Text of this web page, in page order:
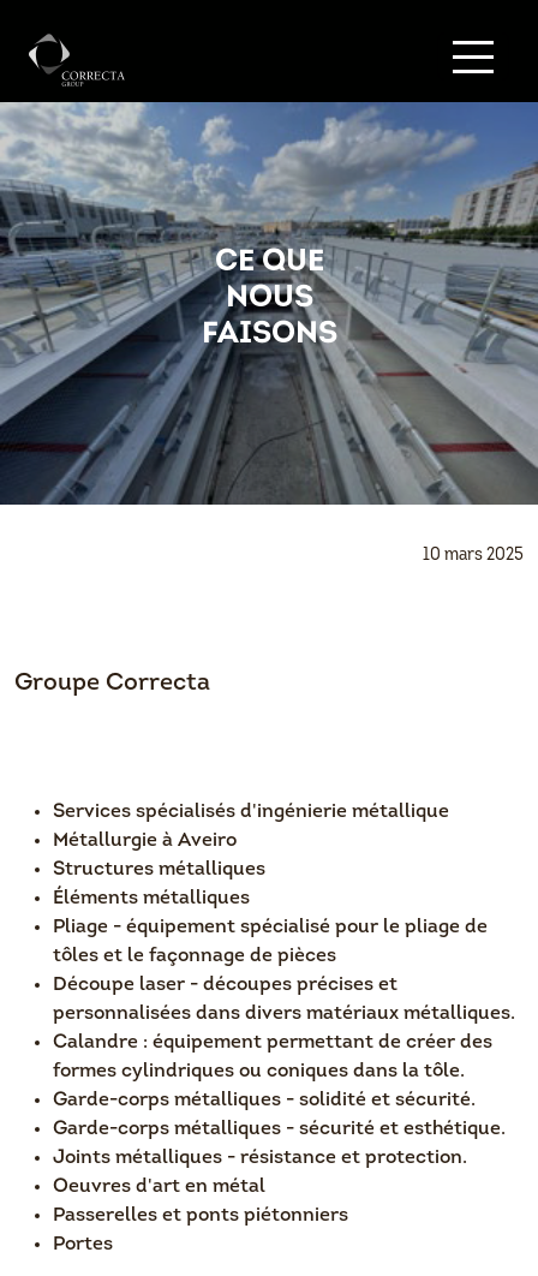
CE QUE
NOUS
FAISONS
10 mars 2025
Groupe Correcta
Services spécialisés d'ingénierie métallique
Métallurgie à Aveiro
Structures métalliques
Éléments métalliques
Pliage - équipement spécialisé pour le pliage de
tôles et le façonnage de pièces
Découpe laser - découpes précises et
personnalisées dans divers matériaux métalliques.
Calandre : équipement permettant de créer des
formes cylindriques ou coniques dans la tôle.
Garde-corps métalliques - solidité et sécurité.
Garde-corps métalliques - sécurité et esthétique.
Joints métalliques - résistance et protection.
Oeuvres d'art en métal
Passerelles et ponts piétonniers
Portes